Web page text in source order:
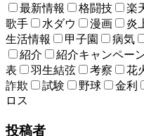
最新情報
格闘技 楽
歌手
水ダウ 漫画 炎
生活情報
甲子園 病気
紹介
紹介キャンペー
表
羽生結弦 考察 花
詐欺
試験 野球 金利
ロス
投稿者